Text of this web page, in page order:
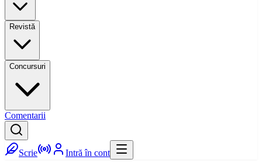
Revistă
Concursuri
Comentarii
Scrie Intră în cont